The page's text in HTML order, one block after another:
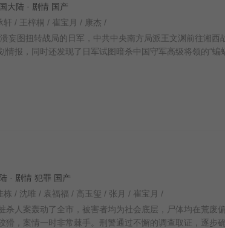
大陆 · 剧情 国产
轩 / 王梓桐 / 崔宝月 / 康杰 /
妄图扭转战局的日军，中共中央南方局派王文渊前往湘
情报，同时还发现了日军试图暗杀中国守军高级将领的“蝙
· 剧情 犯罪 国产
栋 / 沈唯 / 袁福福 / 高玉玺 / 张月 / 崔宝月 /
人案轰动了全市，被害者均为社会底层，尸体均在荒废
猾，案情一时非常棘手。刑警通过不懈的调查取证，逐步